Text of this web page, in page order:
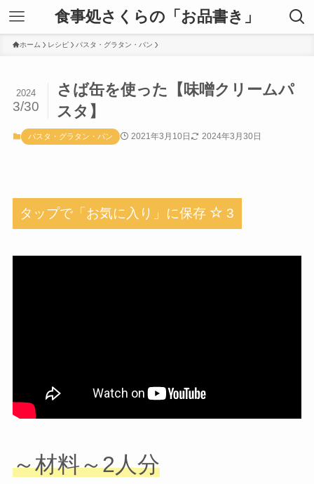
食事処さくらの「お品書き」
ホーム レシピ パスタ・グラタン・パン
さば缶を使った【味噌クリームパ
スタ】
2024
3/30
パスタ・グラタン・パン 2021年3月10日 2024年3月30日
タップで「お気に入り」に保存 3
～材料～2人分